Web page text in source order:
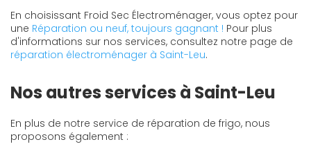
En choisissant Froid Sec Électroménager, vous optez pour
une Réparation ou neuf, toujours gagnant ! Pour plus
d'informations sur nos services, consultez notre page de
réparation électroménager à Saint-Leu.
Nos autres services à Saint-Leu
En plus de notre service de réparation de frigo, nous
proposons également :